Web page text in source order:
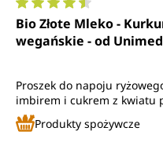
Średnia ocena 4.6 z 5
Bio Złote Mleko -
wegańskie - od
Proszek do napoju
imbirem i cukrem z kwiatu
kontrolowanych upraw
Produkty spożywcze